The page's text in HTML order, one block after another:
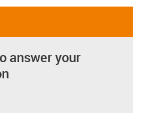
answer your